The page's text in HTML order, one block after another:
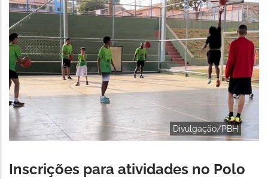
Divulgação/PBH
Inscrições para atividades no Polo